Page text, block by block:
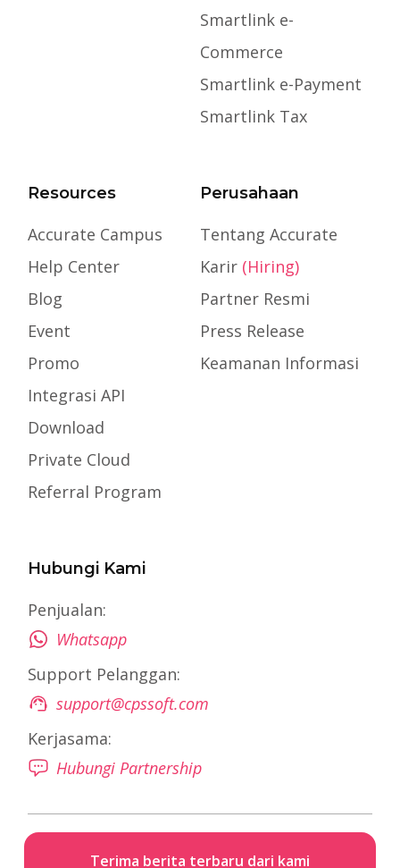
Smartlink e-
Commerce
Smartlink e-Payment
Smartlink Tax
Resources
Accurate Campus
Help Center
Blog
Event
Promo
Integrasi API
Download
Private Cloud
Referral Program
Perusahaan
Tentang Accurate
Karir (Hiring)
Partner Resmi
Press Release
Keamanan Informasi
Hubungi Kami
Penjualan:
Whatsapp
Support Pelanggan:
support@cpssoft.com
Kerjasama:
Hubungi Partnership
Terima berita terbaru dari kami